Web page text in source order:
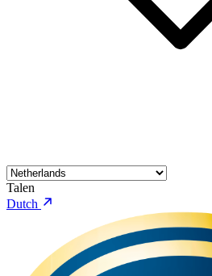
Talen
Dutch